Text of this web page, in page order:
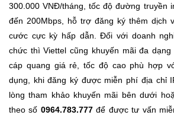
300.000 VNĐ/tháng, tốc độ đường truyền
đến 200Mbps, hỗ trợ đăng ký thêm dịch
cước cực kỳ hấp dẫn. Đối với doanh
chức thì Viettel cũng khuyến mãi đa
cáp quang giá rẻ, tốc độ cao phù hợp
dụng, khi đăng ký được miễn phí địa chỉ
lòng tham khảo khuyến mãi bên dưới
theo số 0964.783.777để được tư vấn